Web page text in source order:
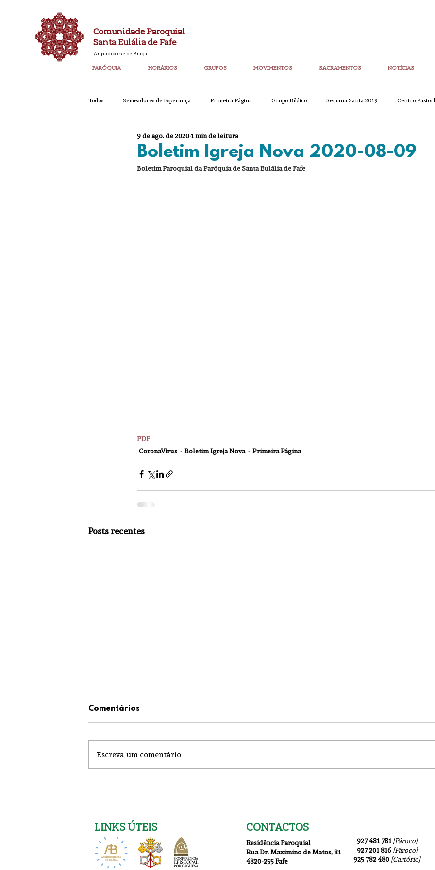
Comunidade Paroquial
Santa Eulália de Fafe
Arquidiocese de Braga
PARÓQUIA HORÁRIOS GRUPOS MOVIMENTOS SACRAMENTOS NOTÍCIAS
Todos Semeadores de Esperança Primeira Página Grupo Bíblico Semana Santa 2019 Centro
Ano PAstoral Boletim Igreja Nova
Boletim Igreja Nova 2020-08-09
9 de ago. de 20201 min de leitura
Boletim Paroquial da Paróquia de Santa Eulália de Fafe
PDF
CoronaVirus
Boletim Igreja Nova Primeira Página
Posts recentes
Igreja Nova 19 Julho
Comentários
Escreva um comentário
LINKS ÚTEIS CONTACTOS
Residência Paroquial
Rua Dr. Maximino de Matos, 81
4820-255 Fafe
927 481 781 [Pároco]
927 201 816 [Pároco]
925 782 480 [Cartório]